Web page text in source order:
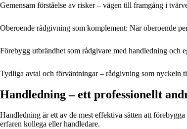
Gemensam förståelse av risker – vägen till framgång i
Oberoende rådgivning som komplement: När oberoende
Förebygg utbrändhet som rådgivare med handledning och
Tydliga avtal och förväntningar – rådgivning som nyckeln
Handledning – ett professionellt
Handledning är ett av de mest effektiva sätten att
erfaren kollega eller handledare.